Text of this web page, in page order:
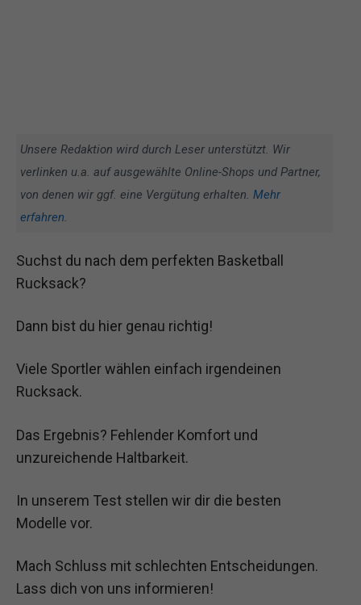
Unsere Redaktion wird durch Leser unterstützt. Wir
verlinken u.a. auf ausgewählte Online-Shops und Partner,
von denen wir ggf. eine Vergütung erhalten. Mehr
erfahren.
Suchst du nach dem perfekten Basketball
Rucksack?
Dann bist du hier genau richtig!
Viele Sportler wählen einfach irgendeinen
Rucksack.
Das Ergebnis? Fehlender Komfort und
unzureichende Haltbarkeit.
In unserem Test stellen wir dir die besten
Modelle vor.
Mach Schluss mit schlechten Entscheidungen.
Lass dich von uns informieren!